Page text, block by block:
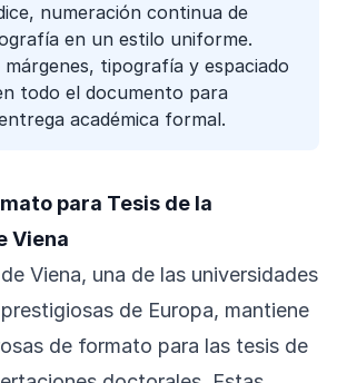
numeración continua de
en un estilo uniforme.
márgenes, tipografía y espaciado
todo el documento para
académica formal.
para Tesis de la
Viena
Viena, una de las universidades
de Europa, mantiene
de formato para las tesis de